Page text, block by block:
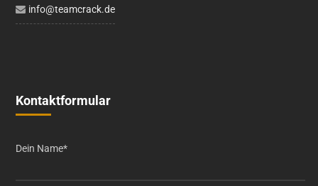
info@teamcrack.de
Kontaktformular
Dein Name*